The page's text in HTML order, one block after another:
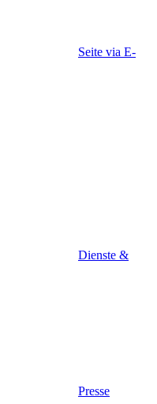
Seite via E-
Dienste &
Presse